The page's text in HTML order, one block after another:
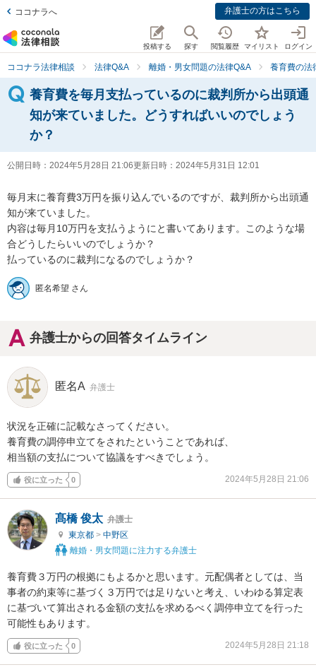
ココナラへ 弁護士の方はこちら
投稿する 探す 閲覧履歴 マイリスト ログイン
ココナラ法律相談 法律Q&A 離婚・男女問題の法律Q&A 養育費の法
養育費を毎月支払っているのに裁判所から出頭通
知が来ていました。どうすればいいのでしょう
か？
公開日時： 2024年5月28日 21:06更新日時： 2024年5月31日 12:01
毎月末に養育費3万円を振り込んでいるのですが、裁判所から出頭通
知が来ていました。
内容は毎月10万円を支払うようにと書いてあります。このような場
合どうしたらいいのでしょうか？
払っているのに裁判になるのでしょうか？
匿名希望 さん
弁護士からの回答タイムライン
匿名A 弁護士
状況を正確に記載なさってください。
養育費の調停申立てをされたということであれば、
相当額の支払について協議をすべきでしょう。
役に立った 0 2024年5月28日 21:06
髙橋 俊太 弁護士
東京都 > 中野区
離婚・男女問題に注力する弁護士
養育費３万円の根拠にもよるかと思います。元配偶者としては、当
事者の約束等に基づく３万円では足りないと考え、いわゆる算定表
に基づいて算出される金額の支払を求めるべく調停申立てを行った
可能性もあります。
役に立った 0 2024年5月28日 21:18